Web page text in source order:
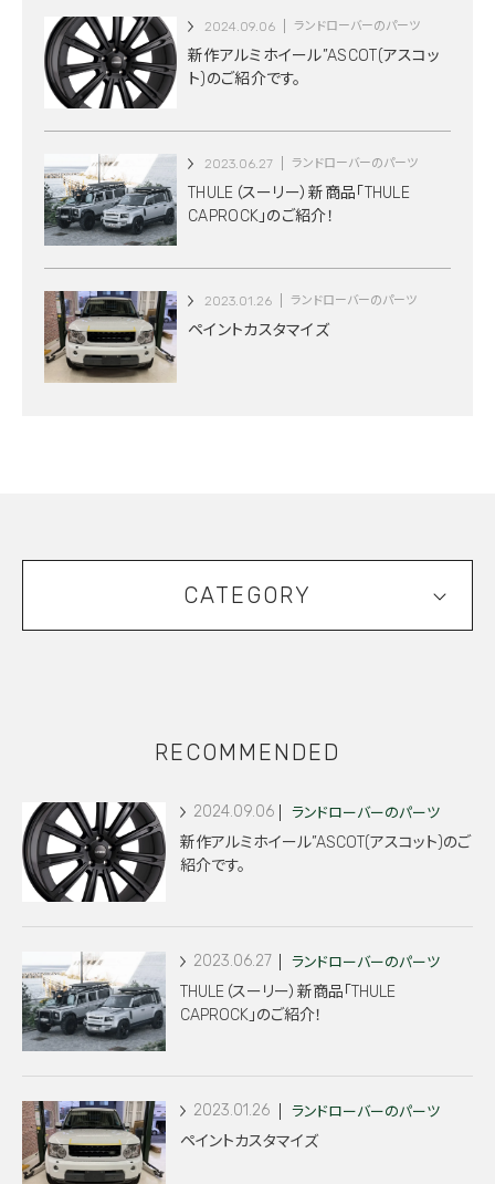
2024.09.06 ランドローバーのパーツ
新作アルミホイール”ASCOT(アスコッ
ト)のご紹介です。
2023.06.27 ランドローバーのパーツ
THULE（スーリー）新商品「THULE
CAPROCK」のご紹介！
2023.01.26 ランドローバーのパーツ
ペイントカスタマイズ
CATEGORY
RECOMMENDED
2024.09.06 ランドローバーのパーツ
新作アルミホイール”ASCOT(アスコット)のご
紹介です。
2023.06.27 ランドローバーのパーツ
THULE（スーリー）新商品「THULE
CAPROCK」のご紹介！
2023.01.26 ランドローバーのパーツ
ペイントカスタマイズ